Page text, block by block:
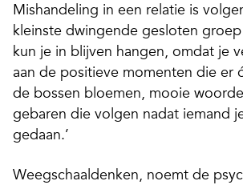
Mishandeling in een relatie is
kleinste dwingende gesloten groep
kun je in blijven hangen, omdat je
aan de positieve momenten die er
de bossen bloemen, mooie
gebaren die volgen nadat iemand
gedaan.’
Weegschaaldenken, noemt de